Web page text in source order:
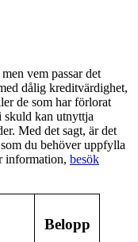
vem passar det
dålig kreditvärdighet,
de som har förlorat
skuld kan utnyttja
Med det sagt, är det
du behöver uppfylla
information, besök
Belopp